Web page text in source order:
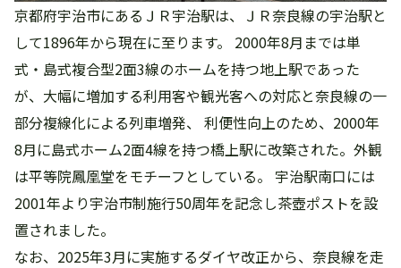
京都府宇治市にあるＪＲ宇治駅は、ＪＲ奈良線の宇治駅と
して1896年から現在に至ります。 2000年8月までは単
式・島式複合型2面3線のホームを持つ地上駅であった
が、大幅に増加する利用客や観光客への対応と奈良線の一
部分複線化による列車増発、 利便性向上のため、2000年
8月に島式ホーム2面4線を持つ橋上駅に改築された。外観
は平等院鳳凰堂をモチーフとしている。 宇治駅南口には
2001年より宇治市制施行50周年を記念し茶壺ポストを設
置されました。
なお、2025年3月に実施するダイヤ改正から、奈良線を走